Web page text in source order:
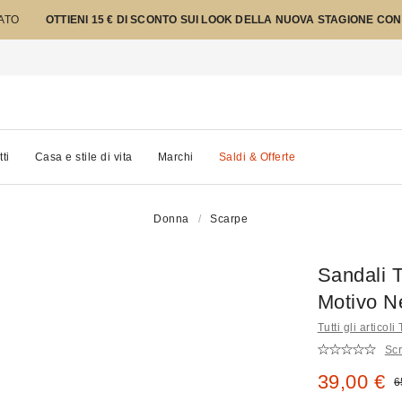
OTTIENI 15 € DI SCONTO SUI LOOK DELLA NUOVA STAGIONE
Casa e stile di vita Marchi Saldi & Offerte
Donna Scarpe
Sandali
Motivo
Tutti gli articoli
Prezzo
39,00 €